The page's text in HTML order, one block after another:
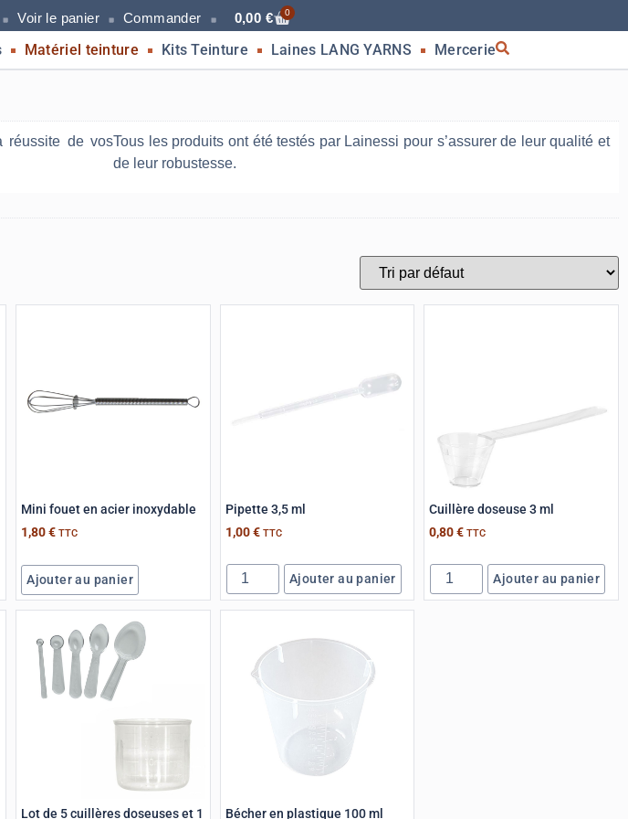
Voir le panier Commander 0,00 € 0
Matériel teinture Kits Teinture Laines LANG YARNS Mercerie
réussite de vosTous les produits ont été testés par Lainessi pour s’assurer de leur qualité et
de leur robustesse.
Mini fouet en acier inoxydable
1,80€ TTC
Ajouter au panier
Pipette 3,5 ml
1,00€ TTC
Ajouter au panier
Cuillère doseuse 3 ml
0,80€ TTC
Ajouter au panier
Lot de 5 cuillères doseuses et 1 Bécher en plastique 100 ml